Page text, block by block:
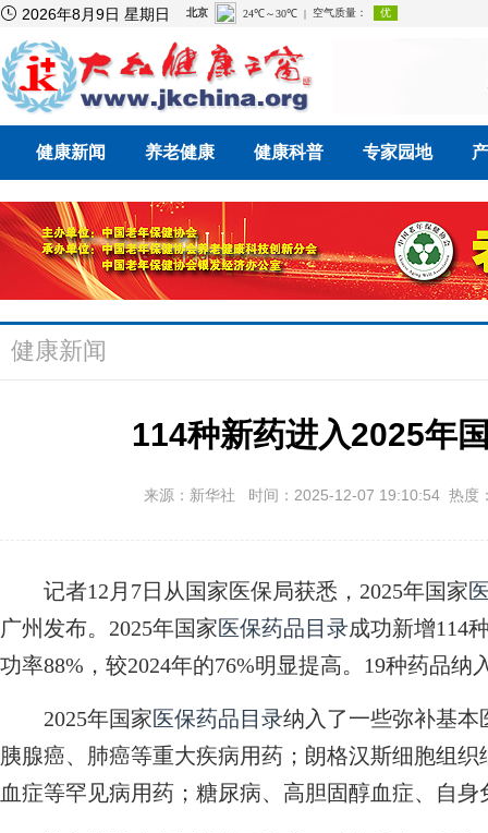
 2026年8月9日 星期日
健康新闻 养老健康 健康科普 专家园地
健康新闻
114种新药进入2025年
来源：新华社 时间：2025-12-07 19:10:54 热度
记者12月7日从国家医保局获悉，2025年国家
广州发布。2025年国家医保药品目录成功新增114
功率88%，较2024年的76%明显提高。19种药品纳
2025年国家医保药品目录纳入了一些弥补基本
胰腺癌、肺癌等重大疾病用药；朗格汉斯细胞组
血症等罕见病用药；糖尿病、高胆固醇血症、自